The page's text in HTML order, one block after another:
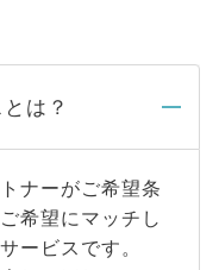
は？
ナーがご希望条
希望にマッチし
ービスです。